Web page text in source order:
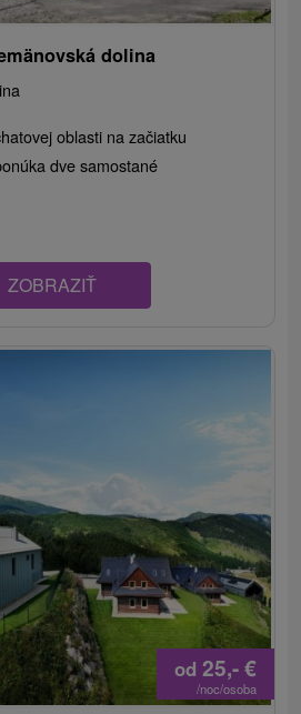
dolina
oblasti na začiatku
dve samostané
ZOBRAZIŤ
od 25,-€
/noc/osoba